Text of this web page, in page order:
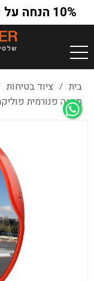
10% הנחה על כל האתר בקוד קופון extra10
בית / ציוד בטיחות
מראה פנורמית